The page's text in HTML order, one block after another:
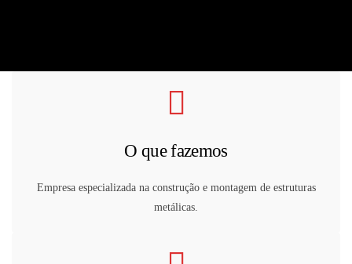
O que fazemos
Empresa especializada na construção e montagem de estruturas
metálicas.